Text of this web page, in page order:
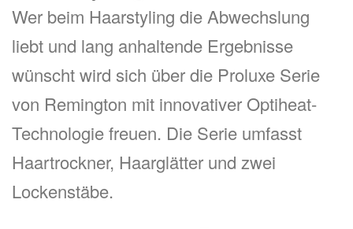
Wer beim Haarstyling die Abwechslung
liebt und lang anhaltende Ergebnisse
wünscht wird sich über die Proluxe Serie
von Remington mit innovativer Optiheat-
Technologie freuen. Die Serie umfasst
Haartrockner, Haarglätter und zwei
Lockenstäbe.